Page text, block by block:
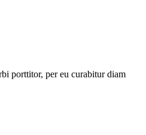
porttitor, per eu curabitur diam